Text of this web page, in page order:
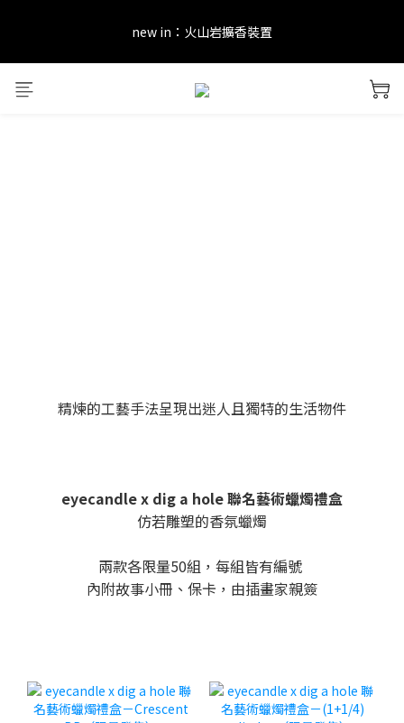
new in：火山岩擴香裝置
new in：火山岩擴香裝置
訂單完成後留下評價，可以獲得會員點數&購物金！     點擊 會員服
精煉的工藝手法呈現出迷人且獨特的生活物件
eyecandle x dig a hole 聯名藝術蠟燭禮盒
仿若雕塑的香氛蠟燭
兩款各限量50組，每組皆有編號
內附故事小冊、保卡，由插畫家親簽